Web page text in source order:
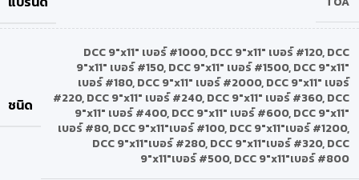
ชนิด
DCC 9″x11″ เบอร์ #1000,DCC 9″x11″ เบอร์ #120,DCC
9″x11″ เบอร์ #150,DCC 9″x11″ เบอร์ #1500,DCC 9″x11″
เบอร์ #180,DCC 9″x11″ เบอร์ #2000,DCC 9″x11″ เบอร์
#220,DCC 9″x11″ เบอร์ #240,DCC 9″x11″ เบอร์ #360,DCC
9″x11″ เบอร์ #400,DCC 9″x11″ เบอร์ #600,DCC 9″x11″
เบอร์ #80,DCC 9″x11″เบอร์ #100,DCC 9″x11″เบอร์ #1200,
DCC 9″x11″เบอร์ #280,DCC 9″x11″เบอร์ #320,DCC
9″x11″เบอร์ #500,DCC 9″x11″เบอร์ #800